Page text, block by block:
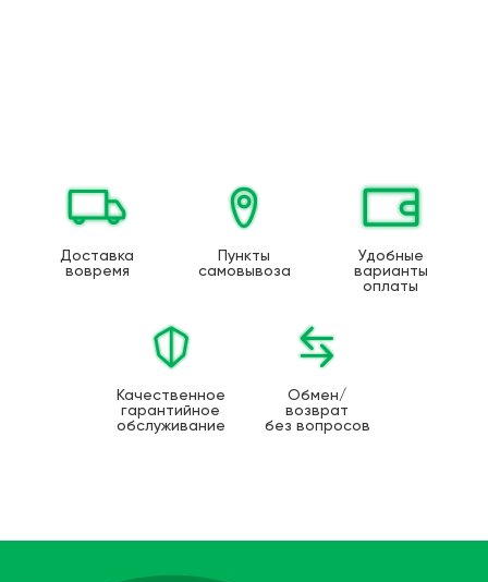
Доставка
вовремя
Пункты
самовывоза
Удобные
варианты
оплаты
Качественное
гарантийное
обслуживание
Обмен/
возврат
без вопросов